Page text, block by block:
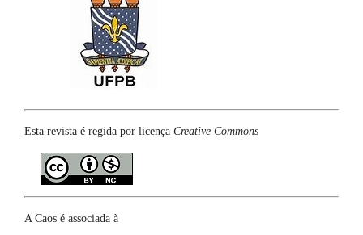
Esta revista é regida por licença Creative Commons
A Caos é associada à